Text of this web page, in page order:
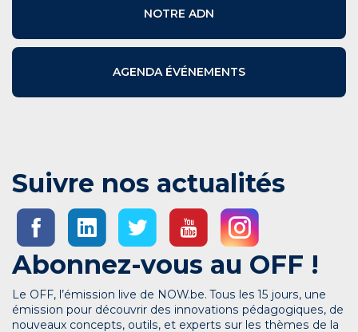
NOTRE ADN
AGENDA ÉVÉNEMENTS
Suivre nos actualités
Abonnez-vous au OFF !
Le OFF, l’émission live de NOW.be. Tous les 15 jours, une
émission pour découvrir des innovations pédagogiques, de
nouveaux concepts, outils, et experts sur les thèmes de la